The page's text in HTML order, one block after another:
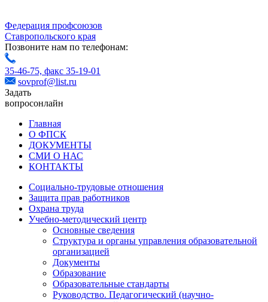
Федерация профсоюзов
Ставропольского края
Позвоните нам по телефонам:
35-46-75, факс 35-19-01
sovprof@list.ru
Задать
вопросонлайн
Главная
О ФПСК
ДОКУМЕНТЫ
СМИ О НАС
КОНТАКТЫ
Социально-трудовые отношения
Защита прав работников
Охрана труда
Учебно-методический центр
Основные сведения
Структура и органы управления образовательной
организацией
Документы
Образование
Образовательные стандарты
Руководство. Педагогический (научно-